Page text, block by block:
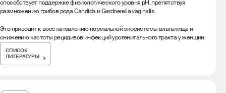
способствует поддержке физиологического уровня pH, препятствуя
размножению грибов рода Candida и Gardnerella vaginalis.
Это приводит к восстановлению нормальной экосистемы влагалища и
снижению частоты рецидивов инфекций урогенитального тракта у женщин.
СПИСОК
ЛИТЕРАТУРЫ